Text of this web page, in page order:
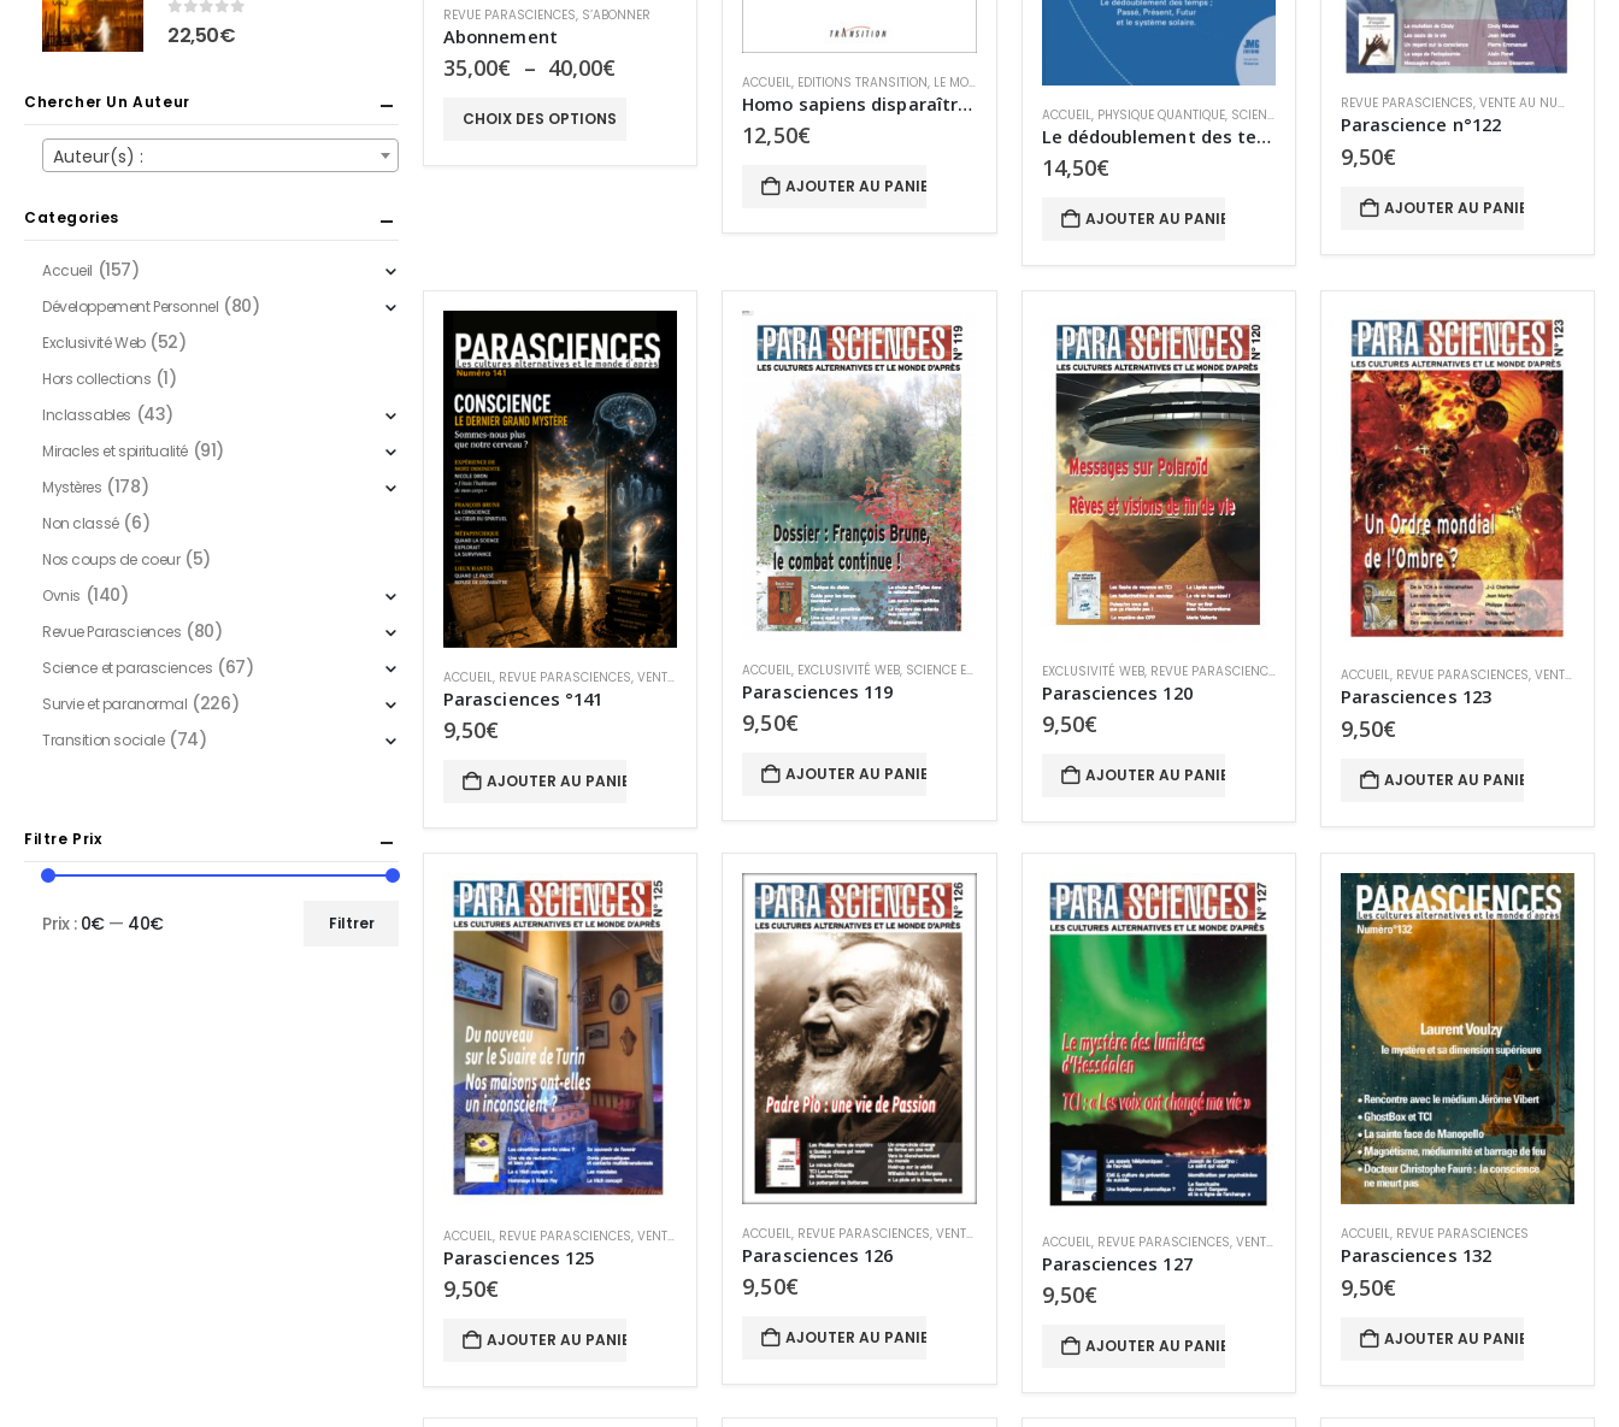
REVUE PARASCIENCES, S’ABONNER
Abonnement
35,00€ – 40,00€Plage
prix :
35,00€
40,00€
CHOIX DES OPTIONS
Ce
a
options
être
choisies
sur
la
page
du
produit
ACCUEIL, EDITIONS TRANSITION, LE MONDE D’APRÈS ,RESET
Homo sapiens disparaîtra… et après ?
12,50€
AJOUTER AU PANIER
ACCUEIL, PHYSIQUE QUANTIQUE, SCIENCE ET PARASCIENCES
Le dédoublement des temps Une grande découverte
14,50€
AJOUTER AU PANIER
REVUE PARASCIENCES, VENTE AU NUMÉRO
Parascience n°122
9,50€
AJOUTER AU PANIER
ACCUEIL, REVUE PARASCIENCES, VENTE AU NUMÉRO
Parasciences °141
9,50€
AJOUTER AU PANIER
CHAUD
ACCUEIL, EXCLUSIVITÉ WEB, SCIENCE ET PARASCIENCES
Parasciences 119
9,50€
AJOUTER AU PANIER
EXCLUSIVITÉ WEB, REVUE PARASCIENCES
Parasciences 120
9,50€
AJOUTER AU PANIER
ACCUEIL, REVUE PARASCIENCES, VENTE AU NUMÉRO
Parasciences 123
9,50€
AJOUTER AU PANIER
ACCUEIL, REVUE PARASCIENCES, VENTE AU NUMÉRO
Parasciences 125
9,50€
AJOUTER AU PANIER
ACCUEIL, REVUE PARASCIENCES,VENTE AU NUMÉRO
Parasciences 126
9,50€
AJOUTER AU PANIER
ACCUEIL, REVUE PARASCIENCES, VENTE AU NUMÉRO
Parasciences 127
9,50€
AJOUTER AU PANIER
ACCUEIL, REVUE PARASCIENCES
Parasciences 132
9,50€
AJOUTER AU PANIER
0 sur 5
22,50€
Chercher Un Auteur
Auteur(s) :
Categories
Accueil (157)
Développement Personnel (80)
Exclusivité Web (52)
Hors collections (1)
Inclassables (43)
Miracles et spiritualité (91)
Mystères (178)
Non classé (6)
Nos coups de coeur (5)
Ovnis (140)
Revue Parasciences (80)
Science et parasciences (67)
Survie et paranormal (226)
Transition sociale (74)
Filtre Prix
Filtrer
Prix : 0€— 40€